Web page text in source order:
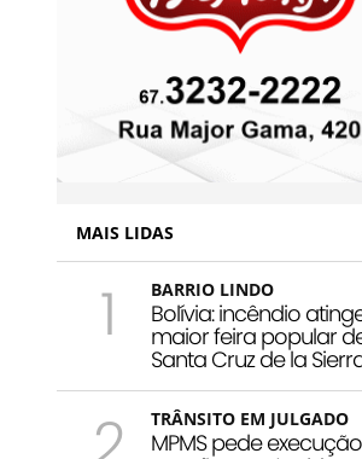
MAIS LIDAS
1 BARRIO LINDO
Bolívia: incêndio
maior feira popular
Santa Cruz de la
TRÂNSITO EM JULGADO
MPMS pede